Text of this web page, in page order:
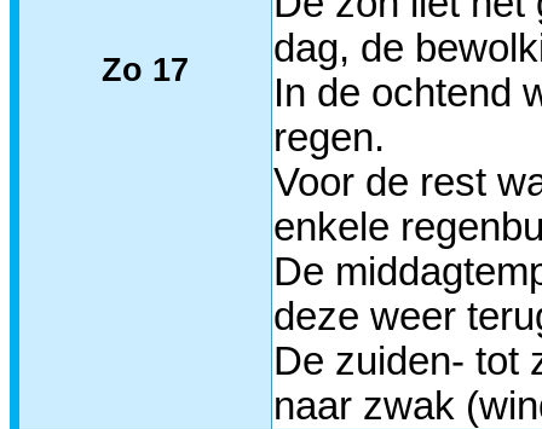
Zo 17
dag, de
In de ochtend
regen.
Voor de rest
enkele
De
deze weer
De zuiden- tot
naar zwak